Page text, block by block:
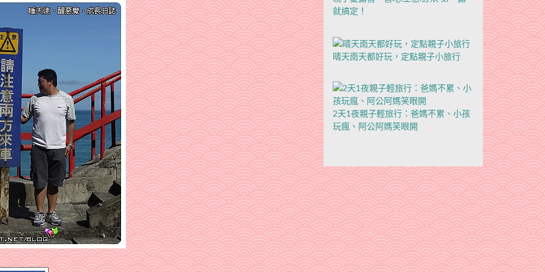
就搞定！
晴天雨天都好玩，定點親子小旅行
2天1夜親子輕旅行：爸媽不累、小孩
玩瘋、阿公阿媽笑眼開